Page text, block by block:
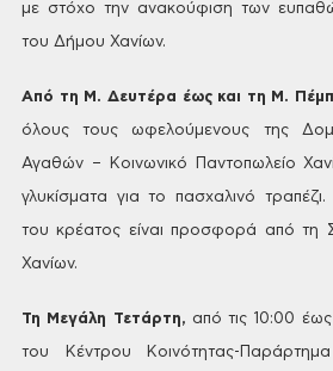
με στόχο την ανακούφιση των
του Δήμου Χανίων.
Από τη Μ. Δευτέρα έως και τη Μ.
όλους τους ωφελούμενους της
Αγαθών – Κοινωνικό Παντοπωλείο
γλυκίσματα για το πασχαλινό τραπέζι.
του κρέατος είναι προσφορά από τη
Χανίων.
Τη Μεγάλη Τετάρτη, από τις 10:00
του Κέντρου Κοινότητας-